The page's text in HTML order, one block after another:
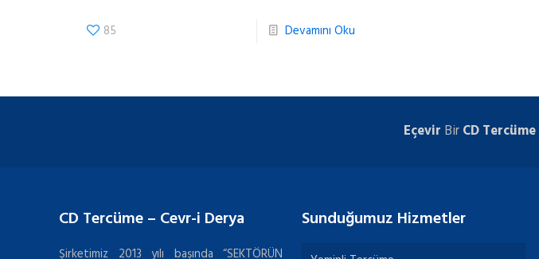
85 Devamını Oku
Eçevir BirCD Tercüme
CD Tercüme – Cevr-i Derya
Şirketimiz 2013 yılı başında “SEKTÖRÜN
Sunduğumuz Hizmetler